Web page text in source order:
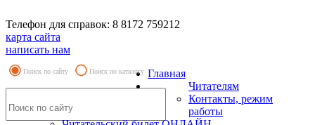
Телефон для справок: 8 8172 759212
карта сайта
написать нам
Поиск по сайту Поиск по каталогу Главная
Читателям
Контакты, режим
работы